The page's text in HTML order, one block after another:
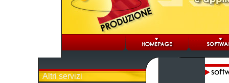
Altri servizi